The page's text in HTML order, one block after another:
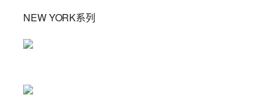
NEW YORK系列